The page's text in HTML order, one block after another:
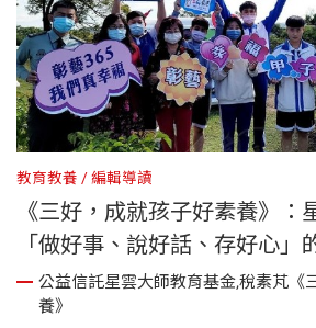
教育教養 編輯導讀
《三好，成就孩子好素養》：
「做好事、說好話、存好心」
動」，迄今超過千所學校師生
公益信託星雲大師教育基金,稅素芃《
養》